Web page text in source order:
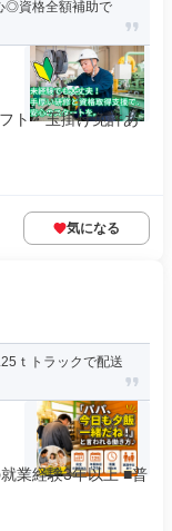
◎資格全額補助で
ト・玉掛け免許あ
気になる
ｔトラックで配送
業経験3年以上 ■普